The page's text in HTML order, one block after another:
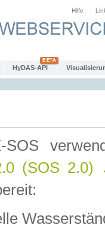
Hilfe
HyDAS-API
SOS
(SOS 2.0)